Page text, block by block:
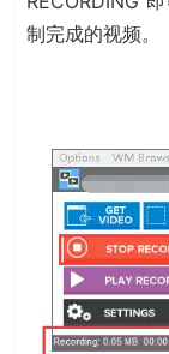
制完成的视频。